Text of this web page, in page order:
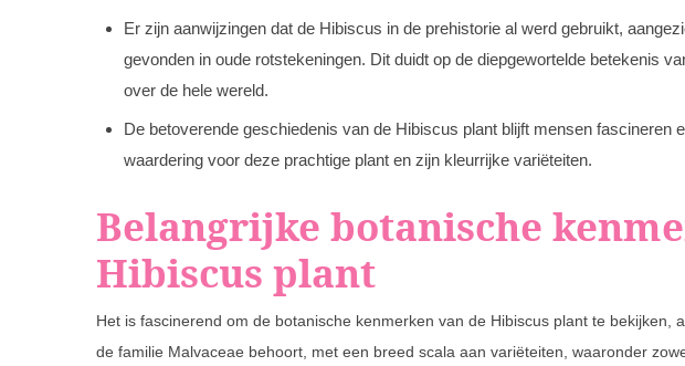
Er zijn aanwijzingen dat de Hibiscus in de prehistorie al werd gebruikt,
gevonden in oude rotstekeningen. Dit duidt op de diepgewortelde betekenis
over de hele wereld.
De betoverende geschiedenis van de Hibiscus plant blijft mensen fascineren
waardering voor deze prachtige plant en zijn kleurrijke variëteiten.
Belangrijke botanische
Hibiscus plant
Het is fascinerend om de botanische kenmerken van de Hibiscus plant te bekijken,
de familie Malvaceae behoort, met een breed scala aan variëteiten, waaronder